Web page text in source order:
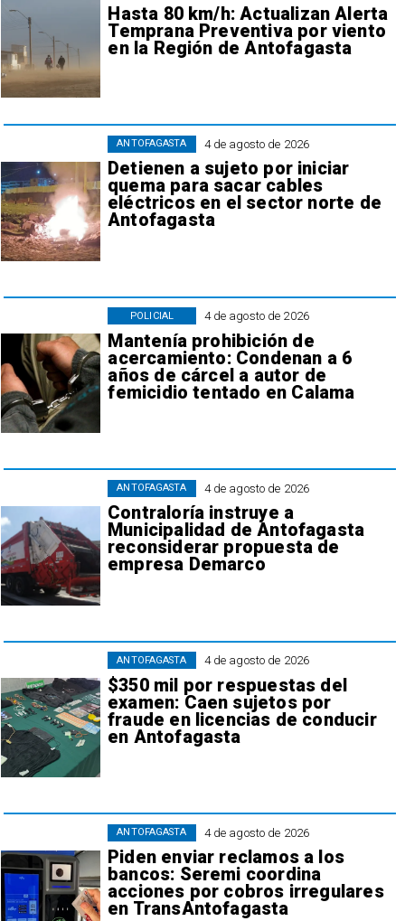
Hasta 80 km/h: Actualizan Alerta
Temprana Preventiva por viento
en la Región de Antofagasta
4 de agosto de 2026
Detienen a sujeto por iniciar
quema para sacar cables
eléctricos en el sector norte de
Antofagasta
ANTOFAGASTA
4 de agosto de 2026
Mantenía prohibición de
acercamiento: Condenan a 6
años de cárcel a autor de
femicidio tentado en Calama
POLICIAL
4 de agosto de 2026
Contraloría instruye a
Municipalidad de Antofagasta
reconsiderar propuesta de
empresa Demarco
ANTOFAGASTA
4 de agosto de 2026
$350 mil por respuestas del
examen: Caen sujetos por
fraude en licencias de conducir
en Antofagasta
ANTOFAGASTA
4 de agosto de 2026
Piden enviar reclamos a los
bancos: Seremi coordina
acciones por cobros irregulares
en TransAntofagasta
ANTOFAGASTA